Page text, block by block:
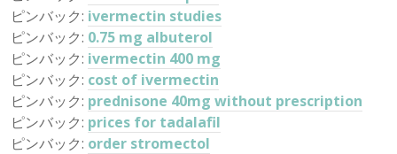
ピンバック: ivermectin studies
ピンバック: 0.75 mg albuterol
ピンバック: ivermectin 400 mg
ピンバック: cost of ivermectin
ピンバック: prednisone 40mg without prescription
ピンバック: prices for tadalafil
ピンバック: order stromectol